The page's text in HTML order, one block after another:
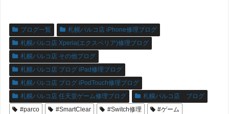
ブログ一覧
札幌パルコ店 iPhone修理ブログ
札幌パルコ店 Xperia(エクスペリア)修理ブログ
札幌パルコ店 その他ブログ
札幌パルコ店 ブログ iPad修理ブログ
札幌パルコ店 ブログ iPodTouch修理ブログ
札幌パルコ店 任天堂ゲーム修理ブログ
札幌パルコ店 ブログ
#parco
#SmartClear #Switch修理
#ゲーム